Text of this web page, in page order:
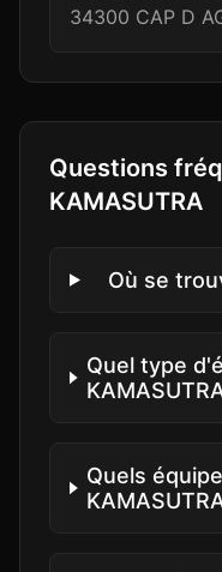
34300 CAP D
Questions
KAMASUTRA
Où se
Quel type
Quels